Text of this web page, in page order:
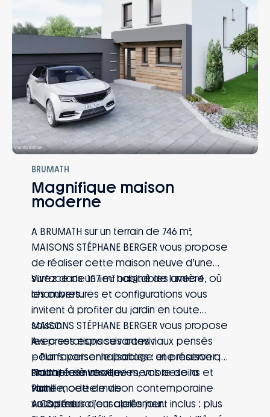
BRUMATH
Magnifique maison
moderne
A BRUMATH sur un terrain de 746 m²,
MAISONS STÉPHANE BERGER vous propose
de réaliser cette maison neuve d’une
surface de 157 m² habitables avec 4
chambres.
Vivez dans un lieu baigné de lumière, où
les ouvertures et configurations vous
invitent à profiter du jardin en toute
saison.
Avec ses espaces conviviaux pensés
pour favoriser le partage et préserver
l’intimité de chaque membre de la
famille, cette maison contemporaine
vous séduira jour après jour.
MAISONS STÉPHANE BERGER vous propose
les prestations suivantes :
– Plans personnalisables : une maison qui
s’adapte à vos envies, vos besoins et
votre mode de vie
– Capteurs d’ensoleillement inclus : plus
Proche centre ville.
Plat.
Au Calme.